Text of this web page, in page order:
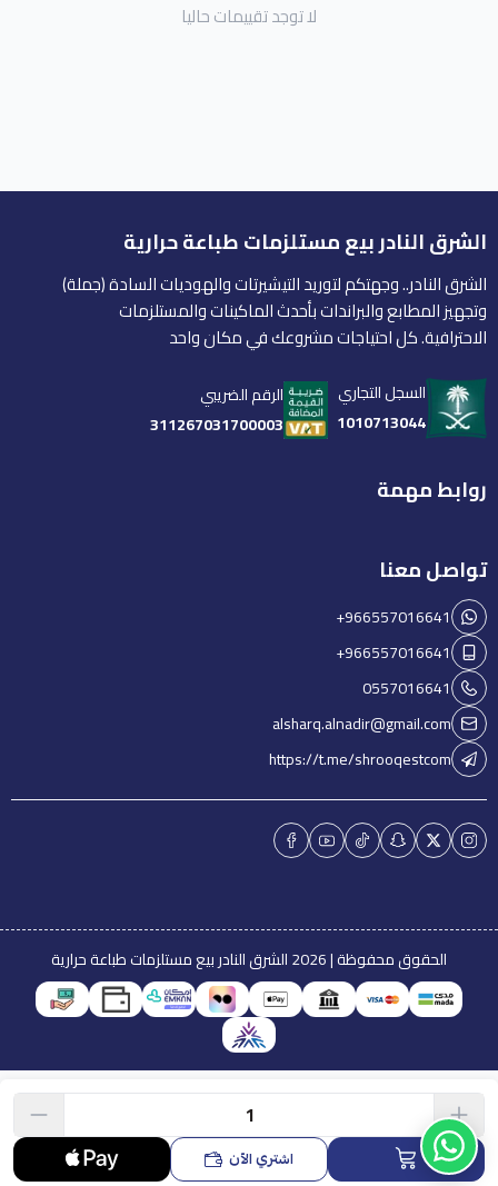
اشتري الآن
لا توجد تقييمات حاليا
الشرق النادر بيع مستلزمات طباعة حرارية
الشرق النادر.. وجهتكم لتوريد التيشيرتات والهوديات السادة (جملة)
وتجهيز المطابع والبراندات بأحدث الماكينات والمستلزمات
الاحترافية. كل احتياجات مشروعك في مكان واحد
السجل التجاري
1010713044
الرقم الضريبي
311267031700003
روابط مهمة
تواصل معنا
+966557016641
+966557016641
0557016641
alsharq.alnadir@gmail.com
https://t.me/shrooqestcom
الحقوق محفوظة | 2026 الشرق النادر بيع مستلزمات طباعة حرارية